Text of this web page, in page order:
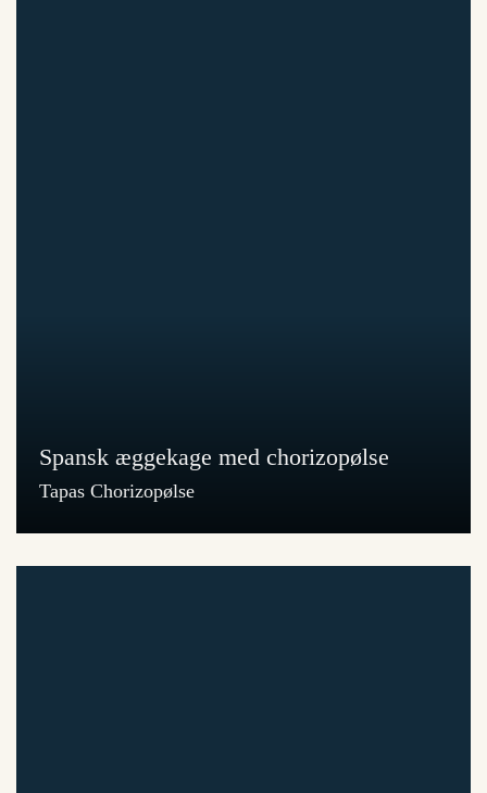
Spansk æggekage med chorizopølse
Tapas Chorizopølse